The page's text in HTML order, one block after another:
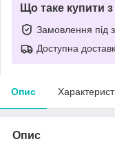
Що таке купити
Замовлення під
Доступна
Опис
Опис